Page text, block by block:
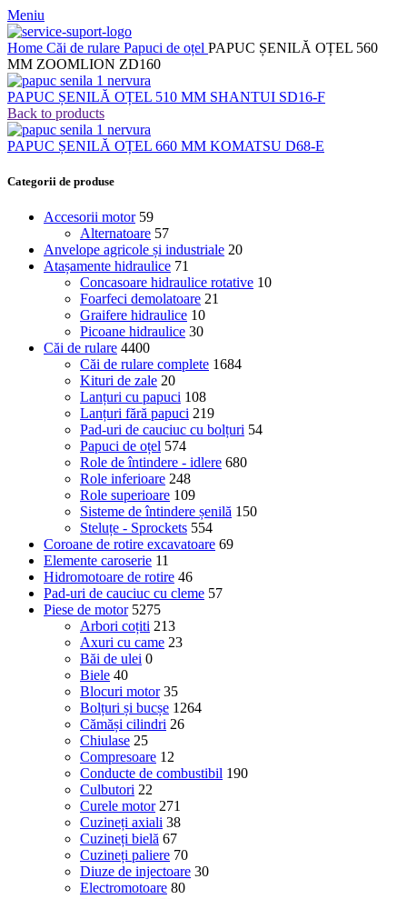
Meniu
Home Căi de rulare Papuci de oțel PAPUC ȘENILĂ OȚEL 560
MM ZOOMLION ZD160
PAPUC ȘENILĂ OȚEL 510 MM SHANTUI SD16-F
Back to products
PAPUC ȘENILĂ OȚEL 660 MM KOMATSU D68-E
Categorii de produse
Accesorii motor 59
Alternatoare 57
Anvelope agricole și industriale 20
Atașamente hidraulice 71
Concasoare hidraulice rotative 10
Foarfeci demolatoare 21
Graifere hidraulice 10
Picoane hidraulice 30
Căi de rulare 4400
Căi de rulare complete 1684
Kituri de zale 20
Lanțuri cu papuci 108
Lanțuri fără papuci 219
Pad-uri de cauciuc cu bolțuri 54
Papuci de oțel 574
Role de întindere - idlere 680
Role inferioare 248
Role superioare 109
Sisteme de întindere șenilă 150
Steluțe - Sprockets 554
Coroane de rotire excavatoare 69
Elemente caroserie 11
Hidromotoare de rotire 46
Pad-uri de cauciuc cu cleme 57
Piese de motor 5275
Arbori coțiti 213
Axuri cu came 23
Băi de ulei 0
Biele 40
Blocuri motor 35
Bolțuri și bucșe 1264
Cămăși cilindri 26
Chiulase 25
Compresoare 12
Conducte de combustibil 190
Culbutori 22
Curele motor 271
Cuzineți axiali 38
Cuzineți bielă 67
Cuzineți paliere 70
Diuze de injectoare 30
Electromotoare 80